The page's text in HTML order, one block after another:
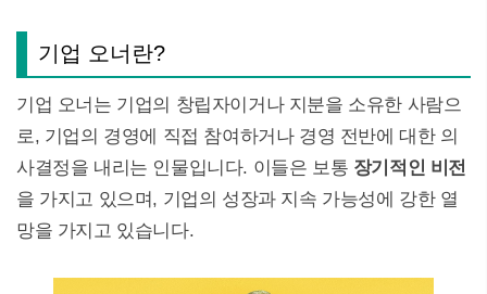
기업 오너란?
기업 오너는 기업의 창립자이거나 지분을 소유한 사람으
로, 기업의 경영에 직접 참여하거나 경영 전반에 대한 의
사결정을 내리는 인물입니다. 이들은 보통 장기적인 비전
을 가지고 있으며, 기업의 성장과 지속 가능성에 강한 열
망을 가지고 있습니다.